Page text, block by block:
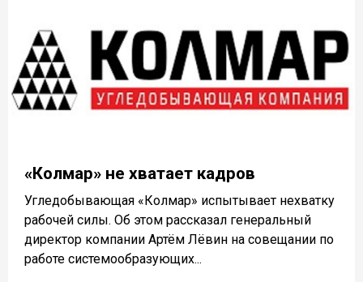
«Колмар» не хватает кадров
Угледобывающая «Колмар» испытывает нехватку
рабочей силы. Об этом рассказал генеральный
директор компании Артём Лёвин на совещании по
работе системообразующих...